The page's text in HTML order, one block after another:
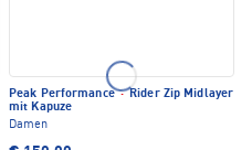
Peak Performance·Rider Zip Midlayer
mit Kapuze
Damen